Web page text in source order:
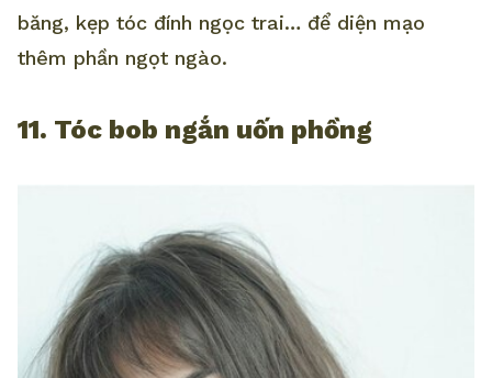
băng, kẹp tóc đính ngọc trai… để diện mạo
thêm phần ngọt ngào.
11. Tóc bob ngắn uốn phồng